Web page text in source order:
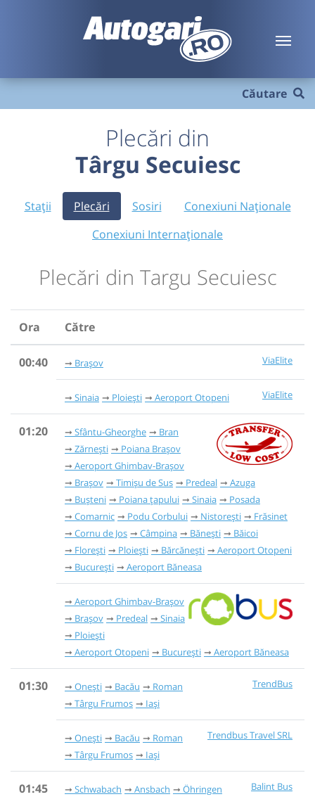
Căutare
Plecări din
Târgu Secuiesc
Stații Plecări Sosiri
Conexiuni Naționale
Conexiuni Internaționale
Plecări din Targu Secuiesc
Ora Către
00:40 ViaElite
Brașov
ViaElite
Sinaia Ploiești Aeroport Otopeni
01:20 Sfântu-Gheorghe
Bran
Zărnești
Poiana Brașov
Aeroport Ghimbav-Brașov
Brașov
Timișu de Sus Predeal
Azuga
Bușteni
Poiana țapului Sinaia
Posada
Comarnic
Podu Corbului Nistorești
Frăsinet
Cornu de Jos
Câmpina Bănești
Băicoi
Florești
Ploiești Bărcănești
Aeroport Otopeni
București
Aeroport Băneasa
Aeroport Ghimbav-Brașov
Brașov
Predeal
Sinaia
Ploiești
Aeroport Otopeni
București Aeroport Băneasa
01:30 TrendBus
Onești Bacău
Roman
Târgu Frumos
Iași
Trendbus Travel SRL
Onești Bacău
Roman
Târgu Frumos
Iași
01:45 Balint Bus
Schwabach Ansbach
Öhringen